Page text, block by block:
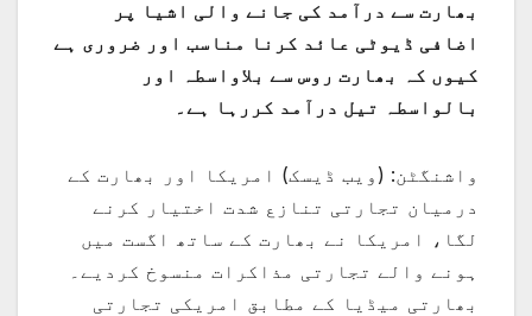
بھارت سے درآمد کی جانے والی اشیا پر
اضافی ڈیوٹی عائد کرنا مناسب اور ضروری ہے
کیوں کہ بھارت روس سے بلاواسطہ اور
بالواسطہ تیل درآمد کررہا ہے۔
واشنگٹن: (ویب ڈیسک) امریکا اور بھارت کے
درمیان تجارتی تنازع شدت اختیار کرنے
لگا، امریکا نے بھارت کے ساتھ اگست میں
ہونے والے تجارتی مذاکرات منسوخ کردیے۔
بھارتی میڈیا کے مطابق امریکی تجارتی